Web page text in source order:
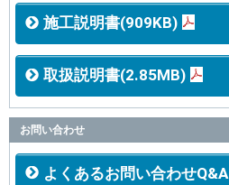
施工説明書(909KB)
取扱説明書(2.85MB)
お問い合わせ
よくあるお問い合わせQ&A